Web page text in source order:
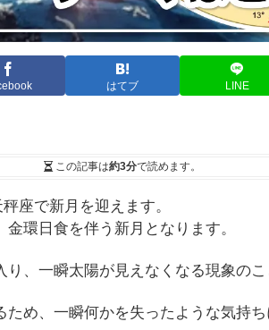
はてブ LINE
この記事は約3分で読めます。
座で新月を迎えます。
環日食を伴う新月となります。
、一瞬太陽が見えなくなる現象のこ
め、一瞬何かを失ったような気持ち